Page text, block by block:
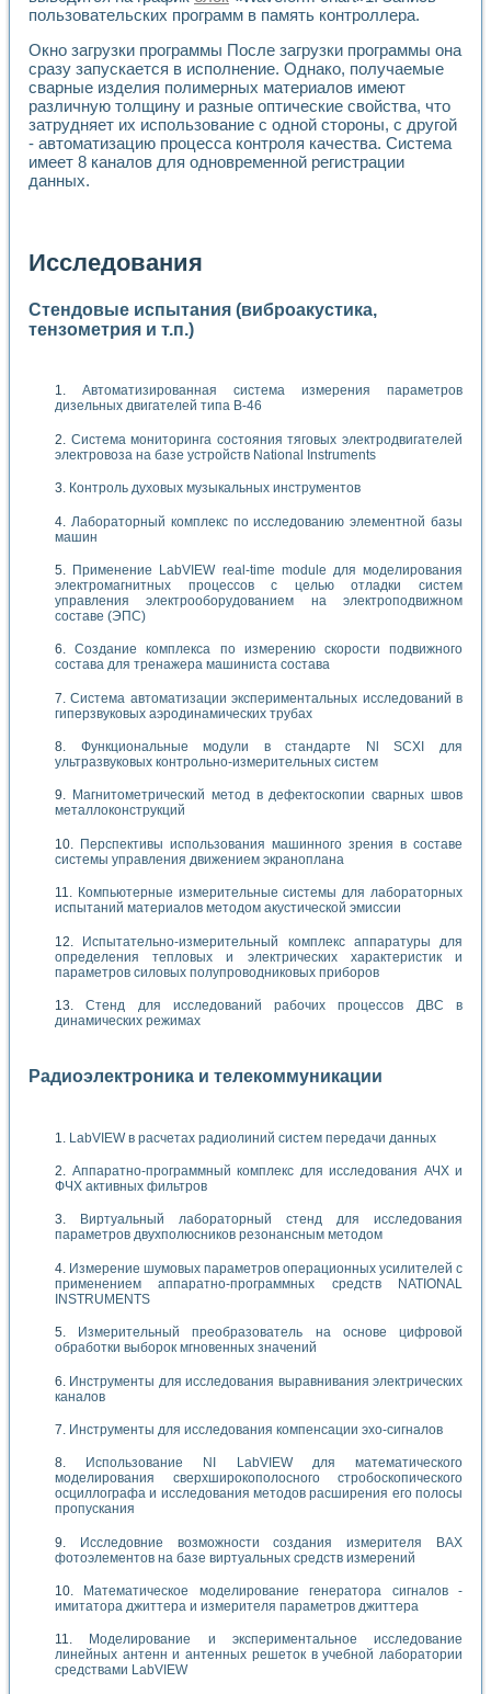
пользовательских программ в память контроллера.
Окно загрузки программы После загрузки программы она
сразу запускается в исполнение. Однако, получаемые
сварные изделия полимерных материалов имеют
различную толщину и разные оптические свойства, что
затрудняет их использование с одной стороны, с другой
- автоматизацию процесса контроля качества. Система
имеет 8 каналов для одновременной регистрации
данных.
Исследования
Стендовые испытания (виброакустика,
тензометрия и т.п.)
Автоматизированная система измерения параметров
дизельных двигателей типа В-46
Система мониторинга состояния тяговых электродвигателей
электровоза на базе устройств National Instruments
Контроль духовых музыкальных инструментов
Лабораторный комплекс по исследованию элементной базы
машин
Применение LabVIEW real-time module для моделирования
электромагнитных процессов с целью отладки систем
управления электрооборудованием на электроподвижном
составе (ЭПС)
Создание комплекса по измерению скорости подвижного
состава для тренажера машиниста состава
Система автоматизации экспериментальных исследований в
гиперзвуковых аэродинамических трубах
Функциональные модули в стандарте Nl SCXI для
ультразвуковых контрольно-измерительных систем
Магнитометрический метод в дефектоскопии сварных швов
металлоконструкций
Перспективы использования машинного зрения в составе
системы управления движением экраноплана
Компьютерные измерительные системы для лабораторных
испытаний материалов методом акустической эмиссии
Испытательно-измерительный комплекс аппаратуры для
определения тепловых и электрических характеристик и
параметров силовых полупроводниковых приборов
Стенд для исследований рабочих процессов ДВС в
динамических режимах
Радиоэлектроника и телекоммуникации
LabVIEW в расчетах радиолиний систем передачи данных
Аппаратно-программный комплекс для исследования АЧХ и
ФЧХ активных фильтров
Виртуальный лабораторный стенд для исследования
параметров двухполюсников резонансным методом
Измерение шумовых параметров операционных усилителей с
применением аппаратно-программных средств NATIONAL
INSTRUMENTS
Измерительный преобразователь на основе цифровой
обработки выборок мгновенных значений
Инструменты для исследования выравнивания электрических
каналов
Инструменты для исследования компенсации эхо-сигналов
Использование NI LabVIEW для математического
моделирования сверхширокополосного стробоскопического
осциллографа и исследования методов расширения его полосы
пропускания
Исследовние возможности создания измерителя ВАХ
фотоэлементов на базе виртуальных средств измерений
Математическое моделирование генератора сигналов -
имитатора джиттера и измерителя параметров джиттера
Моделирование и экспериментальное исследование
линейных антенн и антенных решеток в учебной лаборатории
средствами LabVIEW